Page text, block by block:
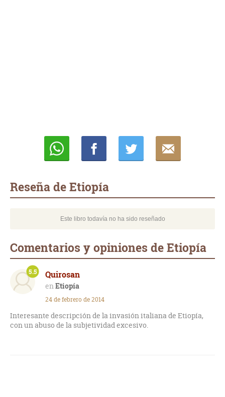
Reseña de Etiopía
Este libro todavía no ha sido reseñado
Comentarios y opiniones de Etiopía
Quirosan
Etiopía
5.5
24 de febrero de 2014
Interesante descripción de la invasión italiana de Etiopía,
con un abuso de la subjetividad excesivo.